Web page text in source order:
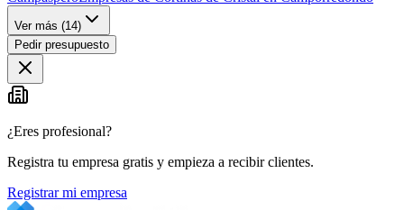
Ver más (14)
Pedir presupuesto
¿Eres profesional?
Registra tu empresa gratis y empieza a recibir clientes.
Registrar mi empresa